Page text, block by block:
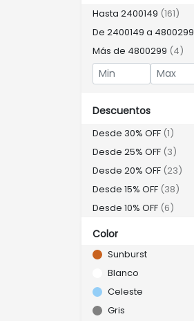
MEDELI
ARTESIA
WARWICK
SQUIER
STAGG
OVATION
FENDER
FONSECA
LA ALPUJARRA
CHERUB
SABIAN
SONOR
DIXON
BEHRINGER
NUX
Hasta 2400149 (161)
De 2400149 a 4800299
Más de 4800299 (4)
Descuentos
Desde 30% OFF (1)
Desde 25% OFF (3)
Desde 20% OFF (23)
Desde 15% OFF (38)
Desde 10% OFF (6)
Color
Sunburst
Blanco
Celeste
Gris